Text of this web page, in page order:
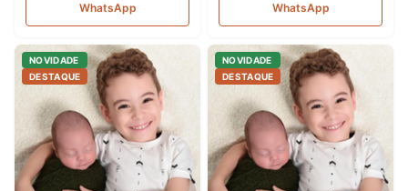
WhatsApp
WhatsApp
NOVIDADE
DESTAQUE
NOVIDADE
DESTAQUE